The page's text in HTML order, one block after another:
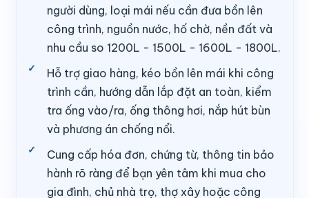
người dùng, loại mái nếu cần đưa bồn lên
công trình, nguồn nước, hố chờ, nền đất và
nhu cầu so 1200L - 1500L - 1600L - 1800L.
Hỗ trợ giao hàng, kéo bồn lên mái khi công
trình cần, hướng dẫn lắp đặt an toàn, kiểm
tra ống vào/ra, ống thông hơi, nắp hút bùn
và phương án chống nổi.
Cung cấp hóa đơn, chứng từ, thông tin bảo
hành rõ ràng để bạn yên tâm khi mua cho
gia đình, chủ nhà trọ, thợ xây hoặc công